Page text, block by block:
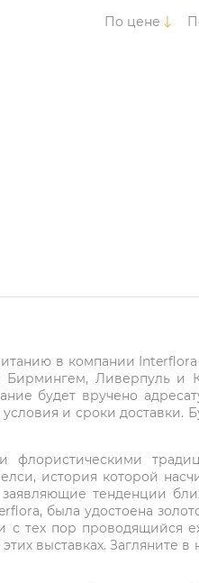
По цене
в компании
Бирмингем, Ливерпуль
будет вручено
и сроки доставки.
флористическими
история которой
тенденции
была удостоена
с тех пор проводящийся
выставках.